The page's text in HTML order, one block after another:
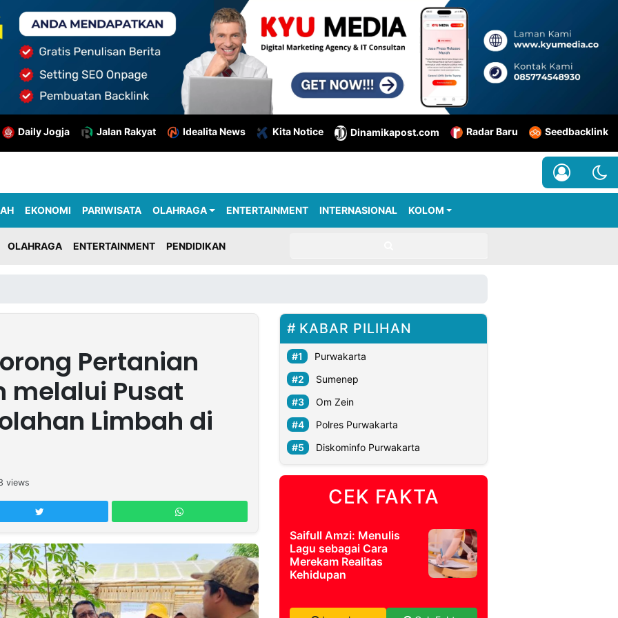
Daily Jogja Jalan Rakyat Idealita News Kita Notice Dinamikapost.com Radar Baru Seedbacklink
EKONOMI PARIWISATA OLAHRAGA ENTERTAINMENT INTERNASIONAL KOLOM
OLAHRAGA ENTERTAINMENT PENDIDIKAN
Pertanian
melalui Pusat
Limbah di
views
KABAR PILIHAN
Purwakarta
Sumenep
Om Zein
Polres Purwakarta
Diskominfo Purwakarta
CEK FAKTA
Saifull Amzi: Menulis
Lagu sebagai Cara
Merekam Realitas
Kehidupan